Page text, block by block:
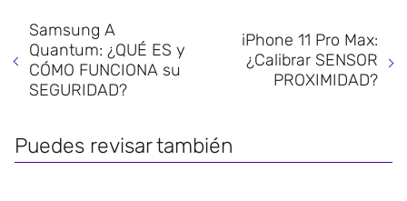
Samsung A
Quantum: ¿QUÉ ES y
CÓMO FUNCIONA su
SEGURIDAD?
iPhone 11 Pro Max:
¿Calibrar SENSOR
PROXIMIDAD?
Puedes revisar también